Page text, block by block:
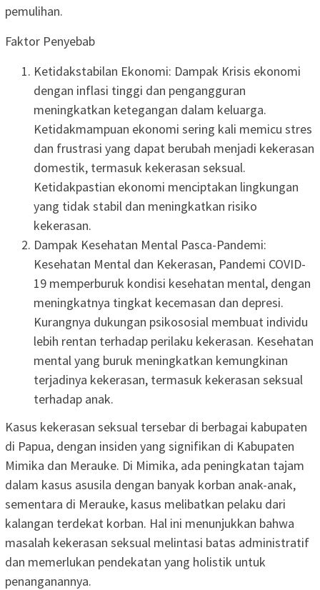
pemulihan.
Faktor Penyebab
Ketidakstabilan Ekonomi: Dampak Krisis ekonomi
dengan inflasi tinggi dan pengangguran
meningkatkan ketegangan dalam keluarga.
Ketidakmampuan ekonomi sering kali memicu stres
dan frustrasi yang dapat berubah menjadi kekerasan
domestik, termasuk kekerasan seksual.
Ketidakpastian ekonomi menciptakan lingkungan
yang tidak stabil dan meningkatkan risiko
kekerasan.
Dampak Kesehatan Mental Pasca-Pandemi:
Kesehatan Mental dan Kekerasan, Pandemi COVID-
19 memperburuk kondisi kesehatan mental, dengan
meningkatnya tingkat kecemasan dan depresi.
Kurangnya dukungan psikososial membuat individu
lebih rentan terhadap perilaku kekerasan. Kesehatan
mental yang buruk meningkatkan kemungkinan
terjadinya kekerasan, termasuk kekerasan seksual
terhadap anak.
Kasus kekerasan seksual tersebar di berbagai kabupaten
di Papua, dengan insiden yang signifikan di Kabupaten
Mimika dan Merauke. Di Mimika, ada peningkatan tajam
dalam kasus asusila dengan banyak korban anak-anak,
sementara di Merauke, kasus melibatkan pelaku dari
kalangan terdekat korban. Hal ini menunjukkan bahwa
masalah kekerasan seksual melintasi batas administratif
dan memerlukan pendekatan yang holistik untuk
penanganannya.